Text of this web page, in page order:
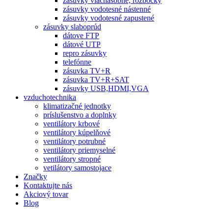
zásuvky vodotesné nástenné
zásuvky vodotesné zapustené
zásuvky slaboprúd
dátove FTP
dátové UTP
repro zásuvky
telefónne
zásuvka TV+R
zásuvka TV+R+SAT
zásuvky USB,HDMI,VGA
vzduchotechnika
klimatizačné jednotky
príslušenstvo a doplnky
ventilátory krbové
ventilátory kúpelňové
ventilátory potrubné
ventilátory priemyselné
ventilátory stropné
vetilátory samostojace
Značky
Kontaktujte nás
Akciový tovar
Blog